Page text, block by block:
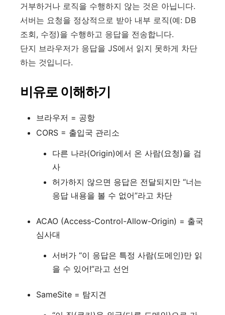
거부하거나 로직을 수행하지 않는 것은 아닙니다.
서버는 요청을 정상적으로 받아 내부 로직(예: DB
조회, 수정)을 수행하고 응답을 전송합니다.
단지 브라우저가 응답을 JS에서 읽지 못하게 차단
하는 것입니다.
비유로 이해하기
브라우저 = 공항
CORS = 출입국 관리소
다른 나라(Origin)에서 온 사람(요청)을 검
사
허가하지 않으면 응답은 전달되지만 “너는
응답 내용을 볼 수 없어”라고 차단
ACAO (Access-Control-Allow-Origin) = 출국
심사대
서버가 “이 응답은 특정 사람(도메인)만 읽
을 수 있어!”라고 선언
SameSite = 탐지견